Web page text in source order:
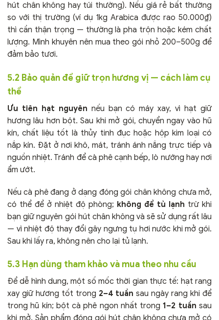
hút chân không hay túi thường). Nếu giá rẻ bất thường
so với thị trường (ví dụ 1kg Arabica được rao 50.000₫)
thì cần thận trọng — thường là pha trộn hoặc kém chất
lượng. Mình khuyên nên mua theo gói nhỏ 200–500g để
đảm bảo tươi.
5.2 Bảo quản để giữ trọn hương vị — cách làm cụ
thể
Ưu tiên hạt nguyên nếu bạn có máy xay, vì hạt giữ
hương lâu hơn bột. Sau khi mở gói, chuyển ngay vào hũ
kín, chất liệu tốt là thủy tinh đục hoặc hộp kim loại có
nắp kín. Đặt ở nơi khô, mát, tránh ánh nắng trực tiếp và
nguồn nhiệt. Tránh để cà phê cạnh bếp, lò nướng hay nơi
ẩm ướt.
Nếu cà phê đang ở dạng đóng gói chân không chưa mở,
có thể để ở nhiệt độ phòng; không để tủ lạnh trừ khi
bạn giữ nguyên gói hút chân không và sẽ sử dụng rất lâu
— vì nhiệt độ thay đổi gây ngưng tụ hơi nước khi mở gói.
Sau khi lấy ra, không nên cho lại tủ lạnh.
5.3 Hạn dùng tham khảo và mua theo nhu cầu
Để dễ hình dung, một số mốc thời gian thực tế: hạt rang
xay giữ hương tốt trong 2–4 tuần sau ngày rang khi để
trong hũ kín; bột cà phê ngon nhất trong1–2 tuần sau